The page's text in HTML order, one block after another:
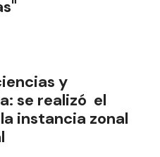
y
se realizó el
instancia zonal